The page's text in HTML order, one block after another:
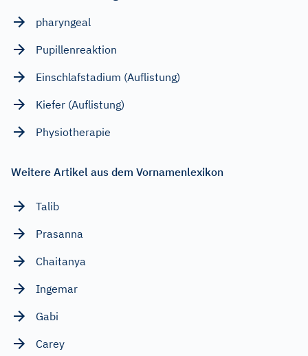
pharyngeal
Pupillenreaktion
Einschlafstadium (Auflistung)
Kiefer (Auflistung)
Physiotherapie
Weitere Artikel aus dem Vornamenlexikon
Talib
Prasanna
Chaitanya
Ingemar
Gabi
Carey